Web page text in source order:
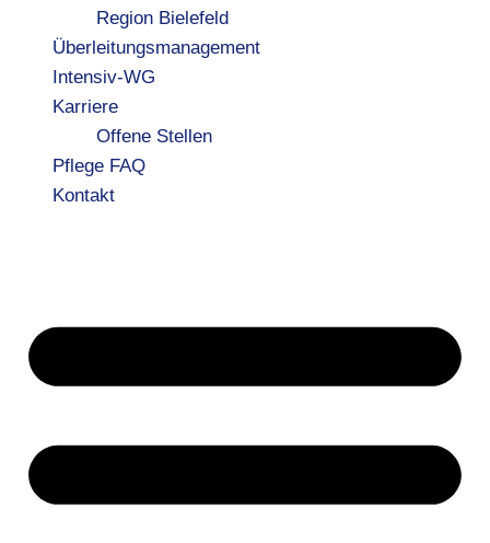
Region Bielefeld
Überleitungsmanagement
Intensiv-WG
Karriere
Offene Stellen
Pflege FAQ
Kontakt